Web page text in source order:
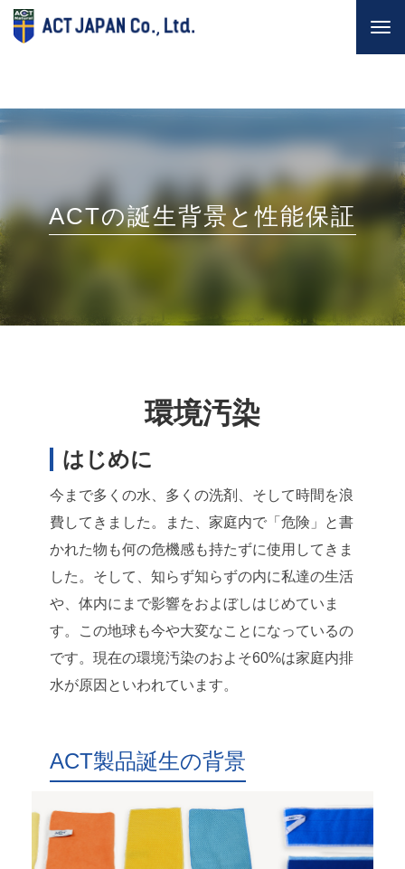
ACTの誕生背景と性能保証
環境汚染
はじめに
今まで多くの水、多くの洗剤、そして時間を浪
費してきました。また、家庭内で「危険」と書
かれた物も何の危機感も持たずに使用してきま
した。そして、知らず知らずの内に私達の生活
や、体内にまで影響をおよぼしはじめていま
す。この地球も今や大変なことになっているの
です。現在の環境汚染のおよそ60%は家庭内排
水が原因といわれています。
ACT製品誕生の背景